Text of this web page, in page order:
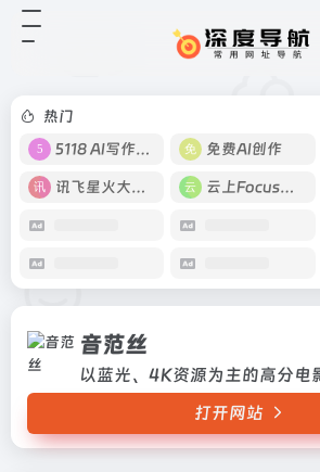
热门
5118 AI写作工具
免费AI创作
讯飞星火大模型 云上Focus接码
音范丝
以蓝光、4K资源为主的高分电
打开网站